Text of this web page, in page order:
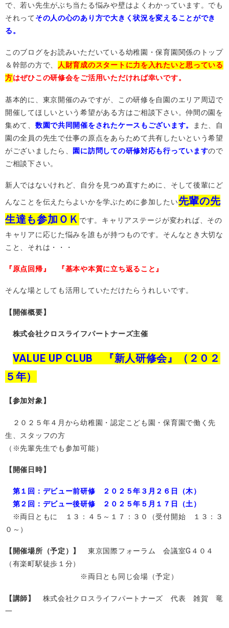
で、若い先生がぶち当たる悩みや壁はよくわかっています。でも
それってその人の心のあり方で大きく状況を変えることができ
る。
このブログをお読みいただいている幼稚園・保育園関係のトップ
＆幹部の方で、 人財育成のスタートに力を入れたいと思っている
方はぜひこの研修会をご活用いただければ幸いです。
基本的に、東京開催のみですが、この研修を自園のエリア周辺で
開催してほしいという希望がある方はご相談下さい。仲間の園を
集めて、 数園で共同開催をされたケースもございます。
また、自
園の全員の先生で仕事の原点をあらためて共有したいという希望
がございましたら、 園に訪問しての研修対応も行っていますので
ご相談下さい。
新人ではないけれど、自分を見つめ直すために、そして後輩にど
んなことを伝えたらよいかを学ぶために参加したい先輩の先
生達も参加ＯＫ です。キャリアステージが変われば、その
キャリアに応じた悩みを誰もが持つものです。そんなとき大切な
こと、それは・・・
『原点回帰』 『基本や本質に立ち返ること』
そんな場としても活用していただけたらうれしいです。
【開催概要】
株式会社クロスライフパートナーズ主催
VALUE UP CLUB 『新人研修会』（２０２
５年）
【参加対象】
２０２５年４月から幼稚園・認定こども園・保育園で働く先
生、スタッフの方
（※先輩先生でも参加可能）
【開催日時】
第１回：デビュー前研修 ２０２５年３ 月２６日（木）
第２回：デビュー後研修 ２０２５年５月１７日（土）
※両日ともに １３：４５～１７：３０（受付開始 １３：３
０～）
【開催場所（予定）】
東京国際フォーラム 会議室G４０４
（有楽町駅徒歩１分）
※両日とも同じ会場（予定）
【講師】
株式会社クロスライフパートナーズ 代表 雑賀 竜
一